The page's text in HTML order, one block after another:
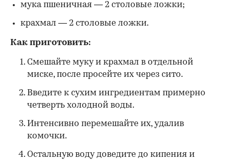
мука пшеничная — 2 столовые ложки;
крахмал — 2 столовые ложки.
Как приготовить:
Смешайте муку и крахмал в отдельной
миске, после просейте их через сито.
Введите к сухим ингредиентам примерно
четверть холодной воды.
Интенсивно перемешайте их, удалив
комочки.
Остальную воду доведите до кипения и